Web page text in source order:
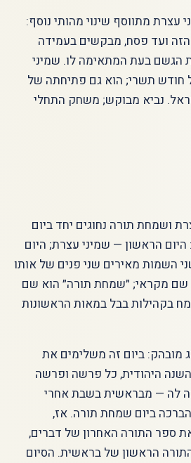
מתווסף שינוי מהותי נוסף:
הזה ועד פסח, מבקשים בעמידה
הגשם בעת המתאימה לו. שמיני
חודש תשרי; הוא גם פתיחתה של
נביא מבוקש; משחק התחלי
ושמחת תורה נחוגים יחד ביום
היום הראשון — שמיני עצרת; היום
השמות מאירים שני פנים של אותו
שם מקראי; ״שמחת תורה״ הוא שם
בקהילות בבל במאות הראשונות
מובהק: ביום זה משלימים את
היהודית, כל פרשה ופרשה
לה — מבראשית בשבת אחרי
ביום שמחת תורה. אז,
ספר התורה האחרון של דברים,
הראשון של בראשית. הסיום